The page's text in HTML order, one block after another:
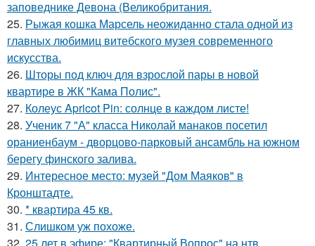
заповеднике Девона (Великобритания.
25. Рыжая кошка Марсель неожиданно стала одной из
главных любимиц витебского музея современного
искусства.
26. Шторы под ключ для взрослой пары в новой
квартире в ЖК "Кама Полис".
27. Колеус Apricot Pin: солнце в каждом листе!
28. Ученик 7 "А" класса Николай манаков посетил
ораниенбаум - дворцово-парковый ансамбль на южном
берегу финского залива.
29. Интересное место: музей "Дом Маяков" в
Кронштадте.
30. * квартира 45 кв.
31. Слишком уж похоже.